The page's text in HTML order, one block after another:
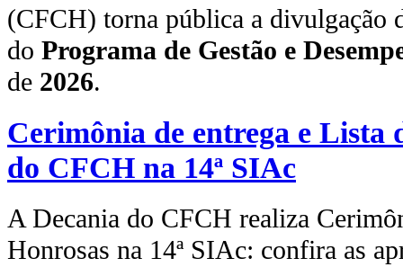
(CFCH) torna pública a divulgação
do Programa de Gestão e
de 2026.
Cerimônia de entrega e Lista
do CFCH na 14ª SIAc
A Decania do CFCH realiza
Honrosas na 14ª SIAc: confira as